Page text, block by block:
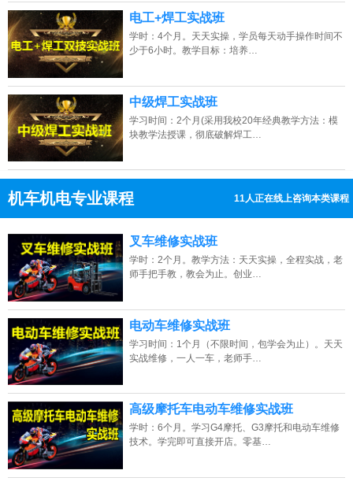
电工+焊工实战班
学时：4个月。天天实操，学员每天动手操作时间不
少于6小时。教学目标：培养…
中级焊工实战班
学习时间：2个月(采用我校20年经典教学方法：模
块教学法授课，彻底破解焊工…
机车机电专业课程 11人正在线上咨询本类课程
点击免费咨询电话：13807313137
叉车维修实战班
学时：2个月。教学方法：天天实操，全程实战，老
师手把手教，教会为止。创业…
电动车维修实战班
学习时间：1个月（不限时间，包学会为止）。天天
实战维修，一人一车，老师手…
高级摩托车电动车维修实战班
学时：6个月。学习G4摩托、G3摩托和电动车维修
技术。学完即可直接开店。零基…